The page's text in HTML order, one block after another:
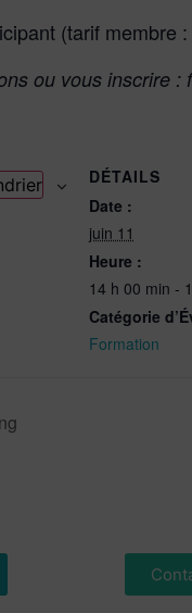
(tarif membre
ou vous inscrire
DÉTAILS
Date :
juin 11
Heure :
14 h 00 min -
Catégorie
Formation